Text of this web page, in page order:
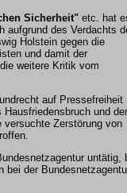
Sicherheit" etc. hat
aufgrund des Verdachts
Holstein gegen die
und damit der
weitere Kritik vom
auf Pressefreiheit
und der
versuchte Zerstörung von
untätig,
bei der